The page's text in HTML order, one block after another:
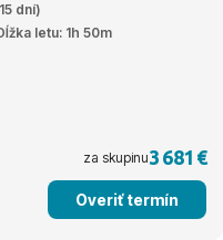
dní)
letu: 1h 50m
za skupinu3 681 €
Overiť termín